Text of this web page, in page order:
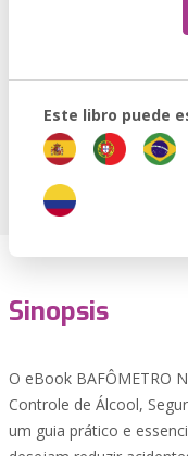
Este libro puede
Sinopsis
O eBook BAFÔMETRO
Controle de Álcool,
um guia prático e